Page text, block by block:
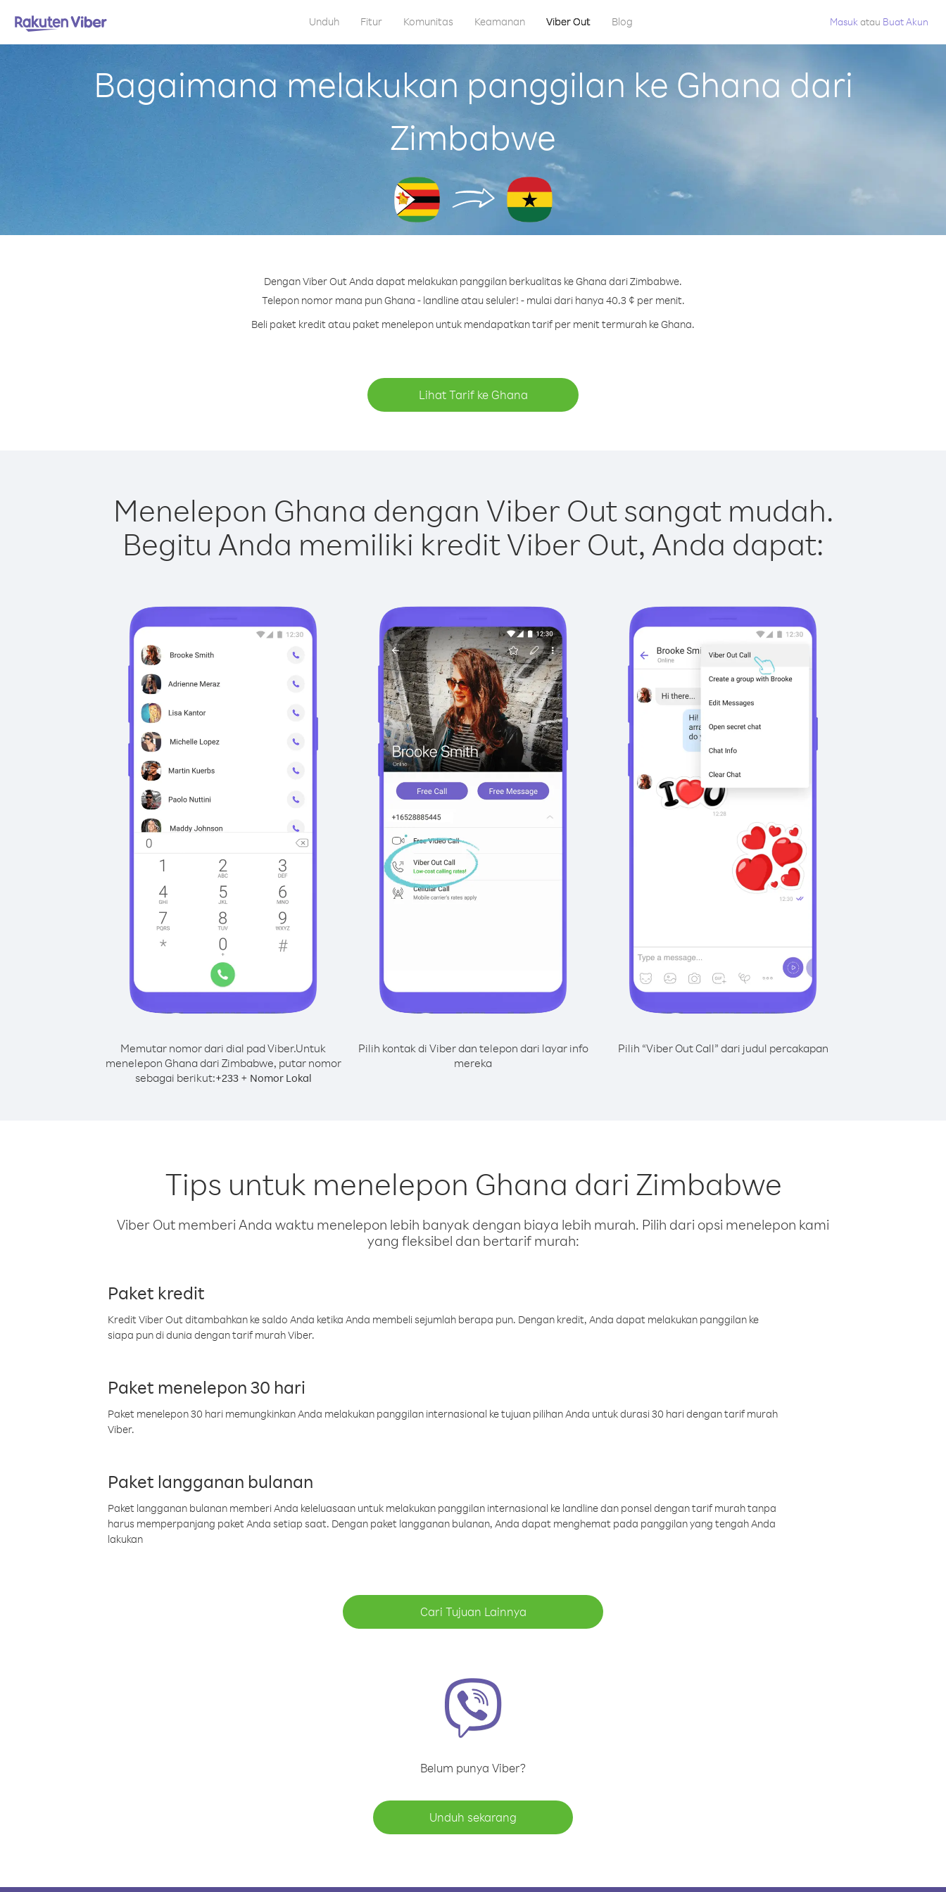
Unduh Fitur Komunitas Keamanan Viber Out Blog Masuk atau Buat Akun
Bagaimana melakukan panggilan ke Ghana dari
Zimbabwe
Dengan Viber Out Anda dapat melakukan panggilan berkualitas ke Ghana dari Zimbabwe.
Telepon nomor mana pun Ghana - landline atau seluler! - mulai dari hanya 40.3 ¢ per menit.
Beli paket kredit atau paket menelepon untuk mendapatkan tarif per menit termurah ke Ghana.
Lihat Tarif ke Ghana
Menelepon Ghana dengan Viber Out sangat mudah.
Begitu Anda memiliki kredit Viber Out, Anda dapat:
Memutar nomor dari dial pad Viber.Untuk
menelepon Ghana dari Zimbabwe, putar nomor
sebagai berikut:+233+ Nomor Lokal
Pilih kontak di Viber dan telepon dari layar info
mereka
Pilih “Viber Out Call” dari judul percakapan
Tips untuk menelepon Ghana dari Zimbabwe
Viber Out memberi Anda waktu menelepon lebih banyak dengan biaya lebih murah. Pilih dari opsi menelepon kami
yang fleksibel dan bertarif murah:
Paket kredit
Kredit Viber Out ditambahkan ke saldo Anda ketika Anda membeli sejumlah berapa pun. Dengan kredit, Anda dapat melakukan panggilan ke
siapa pun di dunia dengan tarif murah Viber.
Paket menelepon 30 hari
Paket menelepon 30 hari memungkinkan Anda melakukan panggilan internasional ke tujuan pilihan Anda untuk durasi 30 hari dengan tarif murah
Viber.
Paket langganan bulanan
Paket langganan bulanan memberi Anda keleluasaan untuk melakukan panggilan internasional ke landline dan ponsel dengan tarif murah tanpa
harus memperpanjang paket Anda setiap saat. Dengan paket langganan bulanan, Anda dapat menghemat pada panggilan yang tengah Anda
lakukan
Cari Tujuan Lainnya
Belum punya Viber?
Unduh sekarang